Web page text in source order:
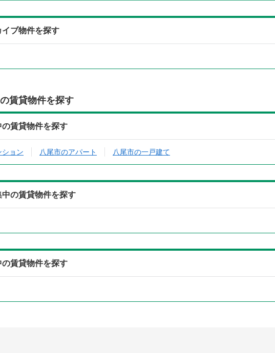
ブ物件を探す
賃貸物件を探す
賃貸物件を探す
ション 八尾市のアパート 八尾市の一戸建て
の賃貸物件を探す
賃貸物件を探す